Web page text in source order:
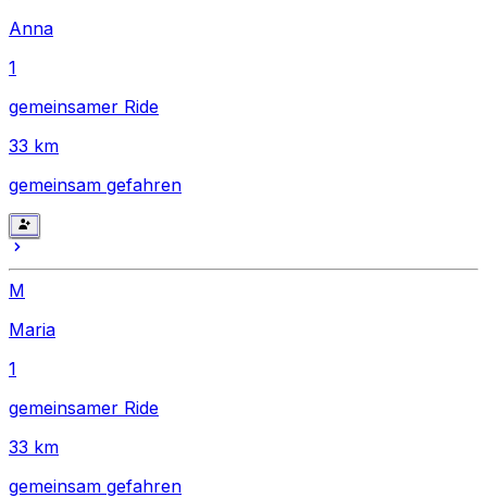
Anna
1
gemeinsamer Ride
33 km
gemeinsam gefahren
M
Maria
1
gemeinsamer Ride
33 km
gemeinsam gefahren